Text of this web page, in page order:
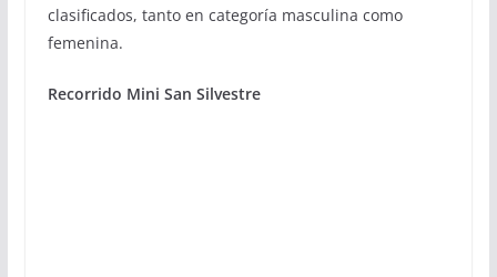
clasificados, tanto en categoría masculina como
femenina.
Recorrido Mini San Silvestre